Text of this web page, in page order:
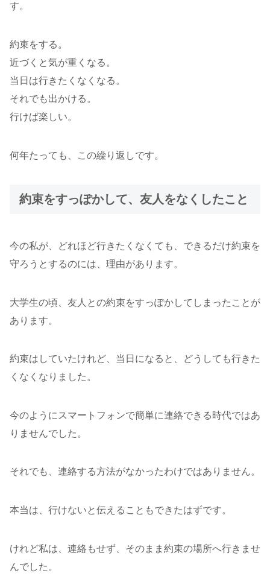
す。
約束をする。
近づくと気が重くなる。
当日は行きたくなくなる。
それでも出かける。
行けば楽しい。
何年たっても、この繰り返しです。
約束をすっぽかして、友人をなくしたこと
今の私が、どれほど行きたくなくても、できるだけ約束を
守ろうとするのには、理由があります。
大学生の頃、友人との約束をすっぽかしてしまったことが
あります。
約束はしていたけれど、当日になると、どうしても行きた
くなくなりました。
今のようにスマートフォンで簡単に連絡できる時代ではあ
りませんでした。
それでも、連絡する方法がなかったわけではありません。
本当は、行けないと伝えることもできたはずです。
けれど私は、連絡もせず、そのまま約束の場所へ行きませ
んでした。